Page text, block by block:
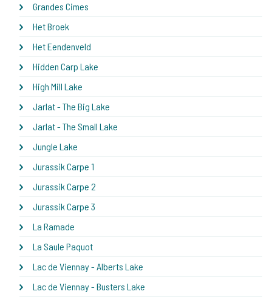
Grandes Cimes
Het Broek
Het Eendenveld
Hidden Carp Lake
High Mill Lake
Jarlat - The Big Lake
Jarlat - The Small Lake
Jungle Lake
Jurassik Carpe 1
Jurassik Carpe 2
Jurassik Carpe 3
La Ramade
La Saule Paquot
Lac de Viennay - Alberts Lake
Lac de Viennay - Busters Lake